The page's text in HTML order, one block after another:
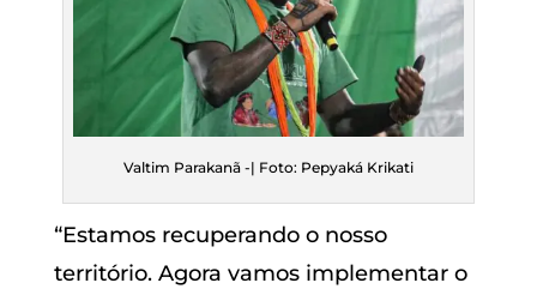
Valtim Parakanã -| Foto: Pepyaká Krikati
“Estamos recuperando o nosso
território. Agora vamos implementar o